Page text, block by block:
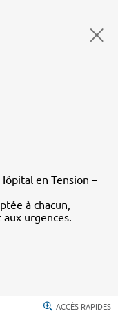
en Tension –
à chacun,
urgences.
ACCÈS RAPIDES